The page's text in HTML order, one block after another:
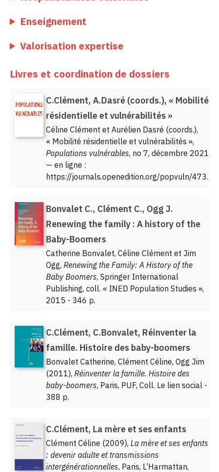
Enseignement
Valorisation expertise
Livres et coordination de dossiers
C.Clément, A.Dasré (coords.), « Mobilité
résidentielle et vulnérabilités »
Céline Clément et Aurélien Dasré (coords.),
« Mobilité résidentielle et vulnérabilités »,
Populations vulnérables, no 7, décembre 2021
— en ligne :
https://journals.openedition.org/popvuln/473.
Bonvalet C., Clément C., Ogg J.
Renewing the family : A history of the
Baby-Boomers
Catherine Bonvalet, Céline Clément et Jim
Ogg, Renewing the Family: A History of the
Baby Boomers, Springer International
Publishing, coll. « INED Population Studies »,
2015 - 346 p.
C.Clément, C.Bonvalet, Réinventer la
famille. Histoire des baby-boomers
Bonvalet Catherine, Clément Céline, Ogg Jim
(2011), Réinventer la famille. Histoire des
baby-boomers, Paris, PUF, Coll. Le lien social -
388 p.
C.Clément, La mère et ses enfants
Clément Céline (2009), La mère et ses enfants
: devenir adulte et transmissions
intergénérationnelles, Paris, L’Harmattan,